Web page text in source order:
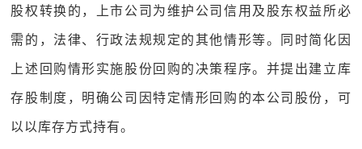
股权转换的，上市公司为维护公司信用及股东权益所必
需的，法律、行政法规规定的其他情形等。同时简化因
上述回购情形实施股份回购的决策程序。并提出建立库
存股制度，明确公司因特定情形回购的本公司股份，可
以以库存方式持有。